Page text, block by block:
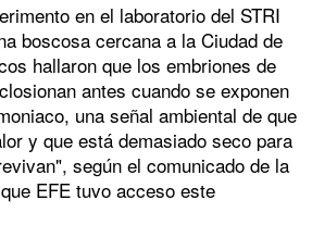
en el laboratorio del STRI
boscosa cercana a la Ciudad de
hallaron que los embriones de
antes cuando se exponen
una señal ambiental de que
y que está demasiado seco para
según el comunicado de la
EFE tuvo acceso este